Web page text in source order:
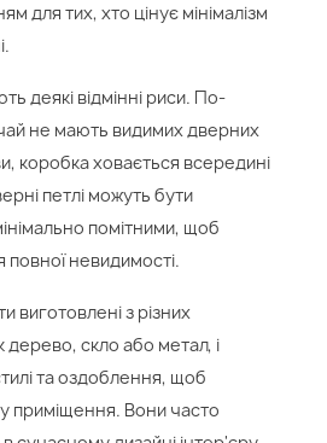
для тих, хто цінує мінімалізм
деякі відмінні риси. По-
не мають видимих дверних
коробка ховається всередині
петлі можуть бути
помітними, щоб
невидимості.
виготовлені з різних
дерево, скло або метал, і
та оздоблення, щоб
приміщення. Вони часто